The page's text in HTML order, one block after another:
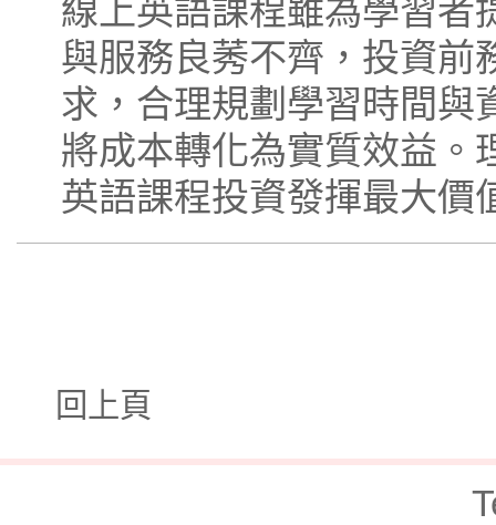
線上英語課程雖為學習者
與服務良莠不齊，投資前
求，合理規劃學習時間與
將成本轉化為實質效益。
英語課程投資發揮最大價
回上頁